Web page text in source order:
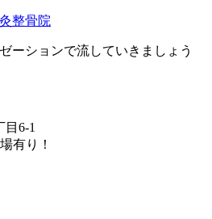
ーションで流していきましょう
6-1
有り！